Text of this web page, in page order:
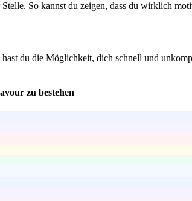
So kannst du zeigen, dass du wirklich
du die Möglichkeit, dich schnell und
zu bestehen